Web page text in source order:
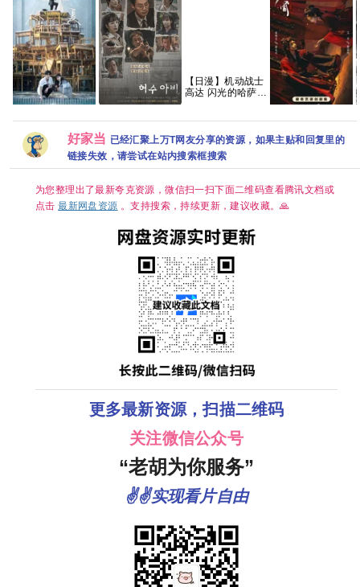
电视剧《炽夏》免
费高清1080P百度
网盘资源分享
[1080P.WEB.DL.
韩语中字][4GB集]
【日漫】机动战士
高达 闪光的哈萨维
幻】【内嵌中字】
【豆瓣：8.1】夸
克
【网盘分享】雀骨
(2026)全28集国
艾米侯明昊古装爱
好家当 已经汇聚上万T网友分享的资源，如果主贴和回复里的
链接失效，请尝试在站内搜索框搜索
为您整理出了最新夸克资源，微信扫一扫下面二维码查看腾讯文档或
点击最新网盘资源 。支持搜索，持续更新，建议收藏。🙏
更多最新资源，扫描二维码
关注微信公众号
“老胡为你服务”
✌✌实现看片自由